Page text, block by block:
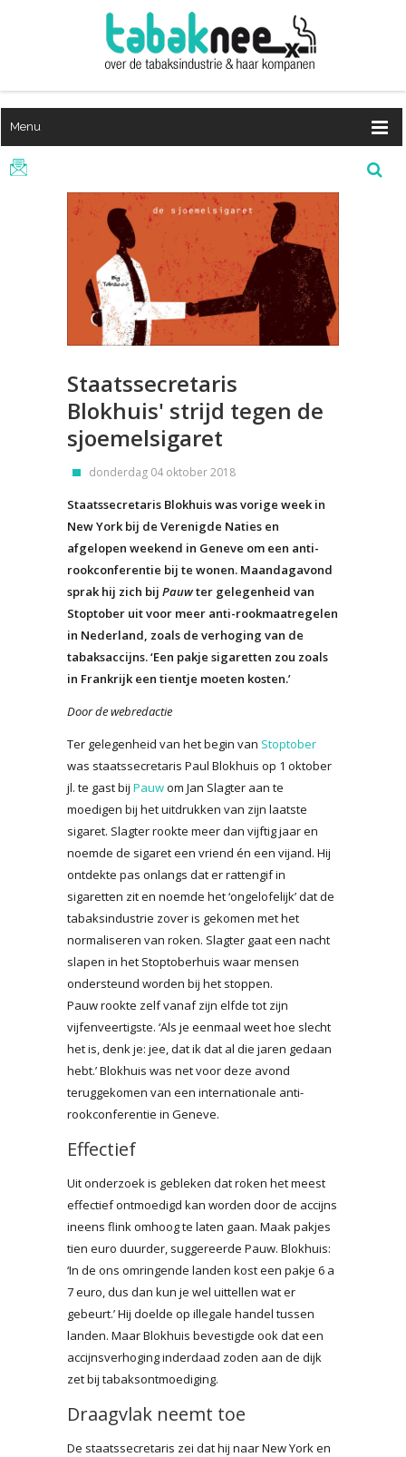
Menu
Staatssecretaris
Blokhuis' strijd tegen de
sjoemelsigaret
donderdag 04 oktober 2018
Staatssecretaris Blokhuis was vorige week in
New York bij de Verenigde Naties en
afgelopen weekend in Geneve om een anti-
rookconferentie bij te wonen. Maandagavond
sprak hij zich bij Pauwter gelegenheid van
Stoptober uit voor meer anti-rookmaatregelen
in Nederland, zoals de verhoging van de
tabaksaccijns. ‘Een pakje sigaretten zou zoals
in Frankrijk een tientje moeten kosten.’
Door de webredactie
Ter gelegenheid van het begin van Stoptober
was staatssecretaris Paul Blokhuis op 1 oktober
jl. te gast bij Pauwom Jan Slagter aan te
moedigen bij het uitdrukken van zijn laatste
sigaret. Slagter rookte meer dan vijftig jaar en
noemde de sigaret een vriend én een vijand. Hij
ontdekte pas onlangs dat er rattengif in
sigaretten zit en noemde het ‘ongelofelijk’ dat de
tabaksindustrie zover is gekomen met het
normaliseren van roken. Slagter gaat een nacht
slapen in het Stoptoberhuis waar mensen
ondersteund worden bij het stoppen.
Pauw rookte zelf vanaf zijn elfde tot zijn
vijfenveertigste. ‘Als je eenmaal weet hoe slecht
het is, denk je: jee, dat ik dat al die jaren gedaan
hebt.’ Blokhuis was net voor deze avond
teruggekomen van een internationale anti-
rookconferentie in Geneve.
Effectief
Uit onderzoek is gebleken dat roken het meest
effectief ontmoedigd kan worden door de accijns
ineens flink omhoog te laten gaan. Maak pakjes
tien euro duurder, suggereerde Pauw. Blokhuis:
‘In de ons omringende landen kost een pakje 6 a
7 euro, dus dan kun je wel uittellen wat er
gebeurt.’ Hij doelde op illegale handel tussen
landen. Maar Blokhuis bevestigde ook dat een
accijnsverhoging inderdaad zoden aan de dijk
zet bij tabaksontmoediging.
Draagvlak neemt toe
De staatssecretaris zei dat hij naar New York en